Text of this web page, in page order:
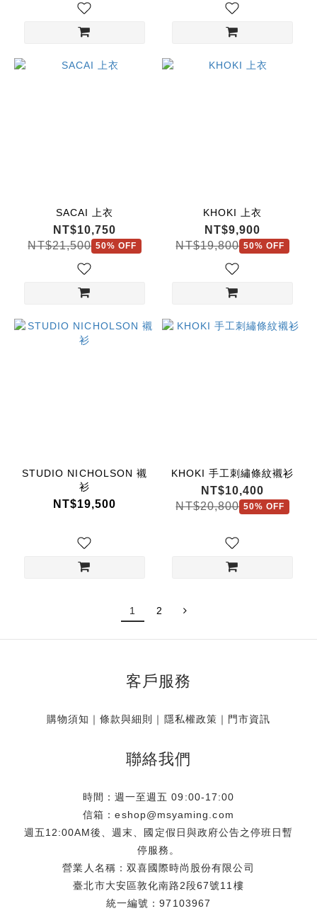
SACAI 上衣
NT$10,750
NT$21,500 50% OFF
KHOKI 上衣
NT$9,900
NT$19,800 50% OFF
STUDIO NICHOLSON 襯
衫
NT$19,500
KHOKI 手工刺繡條紋襯衫
NT$10,400
NT$20,800 50% OFF
1 2
客戶服務
購物須知 ｜條款與細則 ｜ 隱私權政策 ｜ 門市資訊
聯絡我們
時間：週一至週五 09:00-17:00
信箱：eshop@msyaming.com
週五12:00AM後、週末、國定假日與政府公告之停班日暫
停服務。
營業人名稱：双喜國際時尚股份有限公司
臺北市大安區敦化南路2段67號11樓
統一編號：97103967